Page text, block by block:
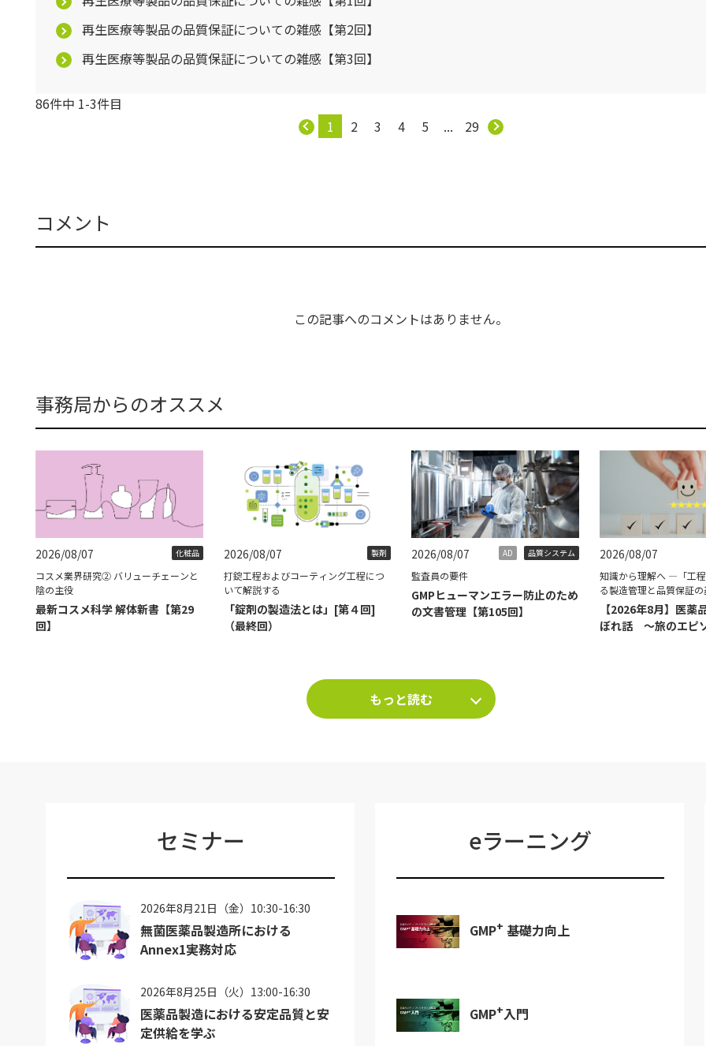
再生医療等製品の品質保証についての雑感【第2回】
再生医療等製品の品質保証についての雑感【第3回】
86件中 1-3件目
1
2 3 4 5 ... 29
コメント
この記事へのコメントはありません。
事務局からのオススメ
2026/08/07 化粧品
コスメ業界研究② バリューチェーンと
陰の主役
最新コスメ科学 解体新書【第29
回】
2026/08/07 製剤
打錠工程およびコーティング工程につ
いて解説する
「錠剤の製造法とは」[第４回]
（最終回）
2026/08/07 AD 品質システム
監査員の要件
GMPヒューマンエラー防止のため
の文書管理【第105回】
2026/08/07
知識から理解へ ―「工
る製造管理と品質保証
【2026年8月】医薬
ぼれ話 ～旅のエピ
もっと読む
セミナー
2026年8月21日（金）10:30-16:30
無菌医薬品製造所における
Annex1実務対応
2026年8月25日（火）13:00-16:30
医薬品製造における安定品質と安
定供給を学ぶ
eラーニング
GMP+ 基礎力向上
GMP+入門